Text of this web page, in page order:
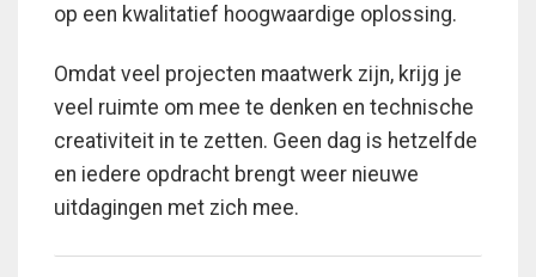
op een kwalitatief hoogwaardige oplossing.
Omdat veel projecten maatwerk zijn, krijg je
veel ruimte om mee te denken en technische
creativiteit in te zetten. Geen dag is hetzelfde
en iedere opdracht brengt weer nieuwe
uitdagingen met zich mee.